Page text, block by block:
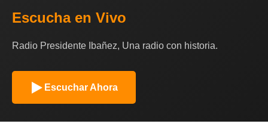
Escucha en Vivo
Radio Presidente Ibañez, Una radio con historia.
Escuchar Ahora